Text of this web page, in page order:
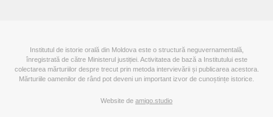
Institutul de istorie orală din Moldova este o structură neguvernamentală,
înregistrată de către Ministerul justiției. Activitatea de bază a Institutului este
colectarea mărturiilor despre trecut prin metoda intervievării și publicarea acestora.
Mărturiile oamenilor de rând pot deveni un important izvor de cunoștințe istorice.
Website de amigo.studio